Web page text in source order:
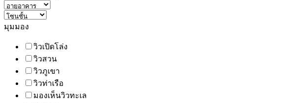
มุมมอง
วิวเปิดโล่ง
วิวสวน
วิวภูเขา
วิวท่าเรือ
มองเห็นวิวทะเล